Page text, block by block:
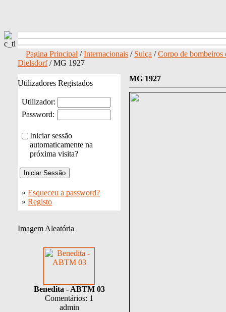
Pagina Principal /Internacionais / Suiça /Corpo de bombeiros
Dielsdorf/ MG 1927
Utilizadores Registados
Utilizador:
Password:
Iniciar sessão
automaticamente na
próxima visita?
» Esqueceu a password?
» Registo
Imagem Aleatória
Benedita - ABTM 03
Comentários: 1
admin
MG 1927